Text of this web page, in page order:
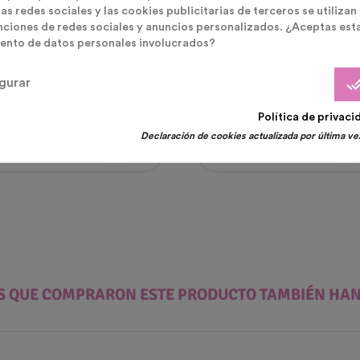
"it Is A Boy"
Precio
2,99 €
QUE COMPRARON ESTE PRODUCTO TAMBIÉN
redes sociales y las cookies publicitarias de terceros se utilizan
de redes sociales y anuncios personalizados. ¿Aceptas
de datos personales involucrados?
Política de
Declaración de cookies actualizada por última